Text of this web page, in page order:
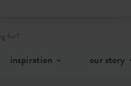
inspiration our story